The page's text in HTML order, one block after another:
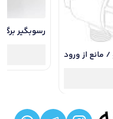
مانع از ورود
رسوبگیر